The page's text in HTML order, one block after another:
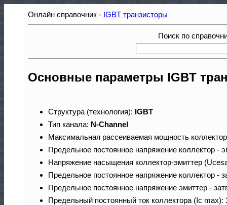
Онлайн справочник - IGBT транзисторы
Поиск по
Основные параметры IGBT
Структура (технология): IGBT
Тип канала: N-Channel
Максимальная рассеиваемая мощность
Предельное постоянное напряжение коллектор -
Напряжение насыщения коллектор-эмиттер
Предельное постоянное напряжение коллектор -
Предельное постоянное напряжение эмиттер -
Предельный постоянный ток коллектора (Ic max):